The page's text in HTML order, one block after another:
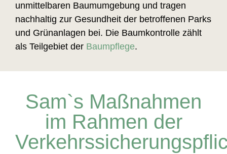
unmittelbaren Baumumgebung und tragen
nachhaltig zur Gesundheit der betroffenen Parks
und Grünanlagen bei. Die Baumkontrolle zählt
als Teilgebiet der Baumpflege.
Sam`s Maßnahmen
im Rahmen der